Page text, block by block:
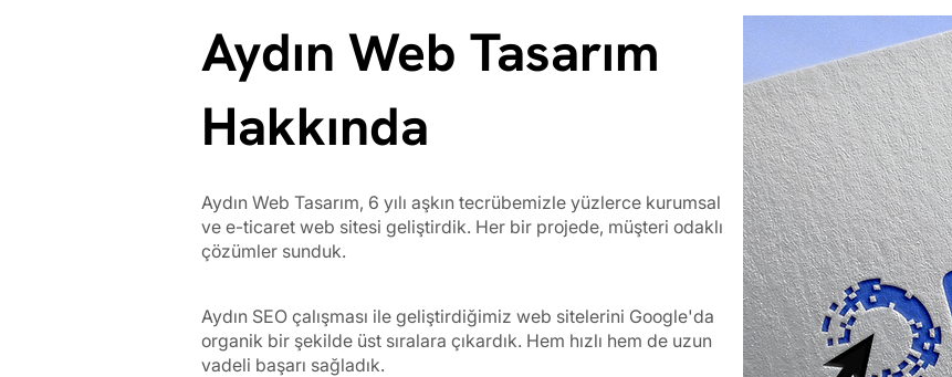
Aydın Web Tasarım
Hakkında
Aydın Web Tasarım, 6 yılı aşkın tecrübemizle yüzlerce kurumsal
ve e-ticaret web sitesi geliştirdik. Her bir projede, müşteri odaklı
çözümler sunduk.
Aydın SEO çalışması ile geliştirdiğimiz web sitelerini Google'da
organik bir şekilde üst sıralara çıkardık. Hem hızlı hem de uzun
vadeli başarı sağladık.